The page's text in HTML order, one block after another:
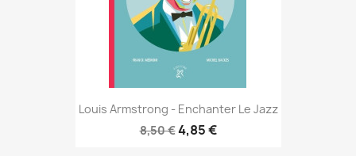
Louis Armstrong - Enchanter Le Jazz
8,50 €4,85 €